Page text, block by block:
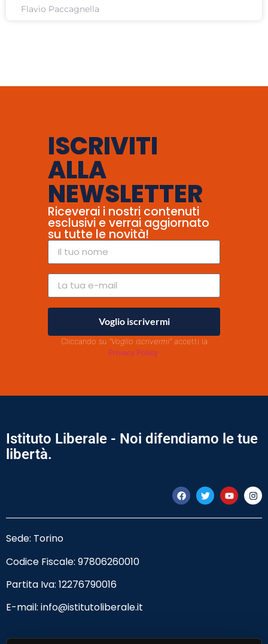
Flavio Paccagnella
ISCRIVITI
ALLA
NEWSLETTER
Riceverai i nostri contenuti
esclusivi e verrai aggiornato
su tutte le novità!
Voglio iscrivermi
Cliccando su "Voglio iscrivermi"accetti la
Privacy Policy
Istituto Liberale - Noi difendiamo le tue
libertà.
Sede: Torino
Codice Fiscale: 97806260010
Partita Iva: 12276790016
E-mail: info@istitutoliberale.it